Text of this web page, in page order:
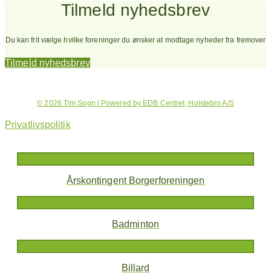
Tilmeld nyhedsbrev
Du kan frit vælge hvilke foreninger du ønsker at modtage nyheder fra fremover
Tilmeld nyhedsbrev
© 2026 Tim Sogn | Powered by EDB Centret, Holstebro A/S
Privatlivspolitik
Årskontingent Borgerforeningen
Badminton
Billard